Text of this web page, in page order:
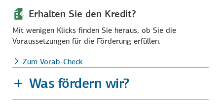
Erhalten Sie den Kredit?
Mit wenigen Klicks finden Sie heraus, ob Sie die
Voraussetzungen für die Förderung erfüllen.
Zum Vorab-Check
Was fördern wir?